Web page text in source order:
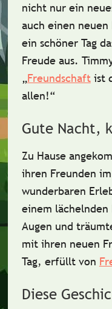
nicht nur ein
auch einen neuen
ein schöner Tag
Freude aus.
„Freundschaftist
allen!“
Gute Nacht,
Zu Hause
ihren Freunden
wunderbaren
einem lächelnden
Augen und
mit ihren neuen
Tag, erfüllt von
Diese